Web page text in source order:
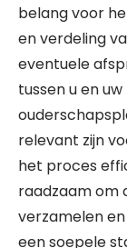
belang voor
en verdeling
eventuele
tussen u en
relevant zijn
het proces
raadzaam om
verzamelen
een soepele